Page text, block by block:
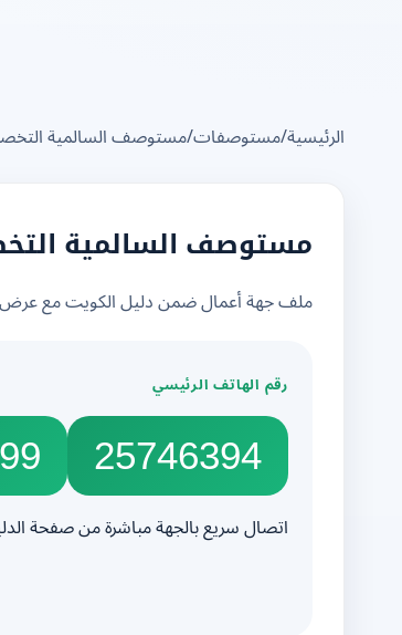
الرئيسية/مستوصفات/مستوصف السالمية
مستوصف السالمية
ملف جهة أعمال ضمن دليل الكويت مع عرض
رقم الهاتف الرئيسي
25746394
اتصال سريع بالجهة مباشرة من صفحة